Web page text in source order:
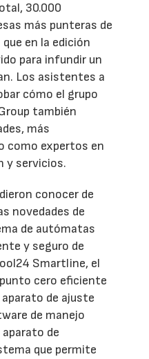
30.000
más punteras de
en la edición
para infundir un
Los asistentes a
cómo el grupo
también
más
como expertos en
y servicios.
conocer de
novedades de
de autómatas
y seguro de
Smartline, el
cero eficiente
de ajuste
de manejo
de
que permite